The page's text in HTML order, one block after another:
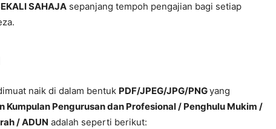
SAHAJA sepanjang tempoh pengajian bagi setiap
naik di dalam bentuk PDF/JPEG/JPG/PNGyang
Kumpulan Pengurusan dan Profesional / Penghulu Mukim /
/ ADUN adalah seperti berikut: